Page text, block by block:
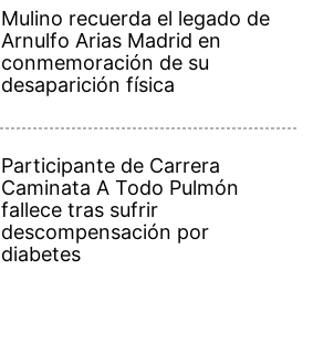
Mulino recuerda el legado de
Arnulfo Arias Madrid en
conmemoración de su
desaparición física
Participante de Carrera
Caminata A Todo Pulmón
fallece tras sufrir
descompensación por
diabetes